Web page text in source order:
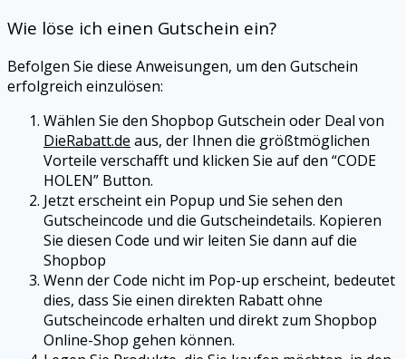
Wie löse ich einen Gutschein ein?
Befolgen Sie diese Anweisungen, um den Gutschein
erfolgreich einzulösen:
Wählen Sie den Shopbop Gutschein oder Deal von
DieRabatt.de aus, der Ihnen die größtmöglichen
Vorteile verschafft und klicken Sie auf den “CODE
HOLEN” Button.
Jetzt erscheint ein Popup und Sie sehen den
Gutscheincode und die Gutscheindetails. Kopieren
Sie diesen Code und wir leiten Sie dann auf die
Shopbop
Wenn der Code nicht im Pop-up erscheint, bedeutet
dies, dass Sie einen direkten Rabatt ohne
Gutscheincode erhalten und direkt zum Shopbop
Online-Shop gehen können.